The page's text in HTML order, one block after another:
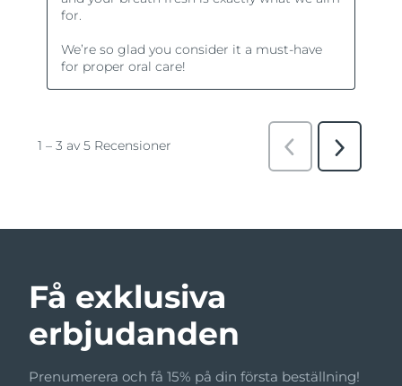
Få exklusiva
erbjudanden
Prenumerera och få 15% på din första beställning!